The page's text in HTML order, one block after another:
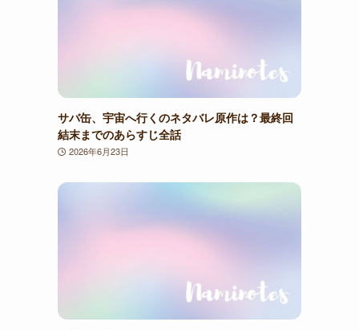
サバ缶、宇宙へ行くのネタバレ原作は？最終回
結末までのあらすじ全話
2026年6月23日